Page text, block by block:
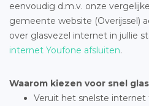
eenvoudig d.m.v. onze
gemeente website (Overijssel)
over glasvezel internet in jullie
internet Youfone afsluiten.
Waarom kiezen voor snel
Veruit het snelste